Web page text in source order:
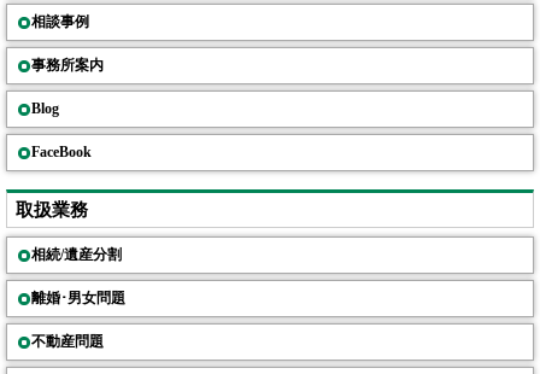
相談事例
事務所案内
Blog
FaceBook
取扱業務
相続/遺産分割
離婚･男女問題
不動産問題